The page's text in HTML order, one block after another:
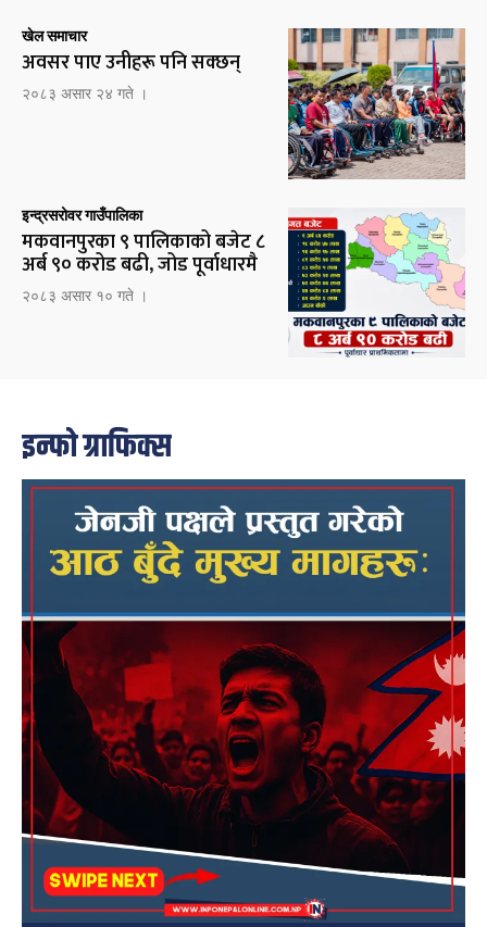
खेल समाचार
अवसर पाए उनीहरू पनि सक्छन्
२०८३ असार २४ गते ।
इन्द्रसरोवर गाउँपालिका
मकवानपुरका ९ पालिकाको बजेट ८
अर्ब ९० करोड बढी, जोड पूर्वाधारमै
२०८३ असार १० गते ।
इन्फो ग्राफिक्स